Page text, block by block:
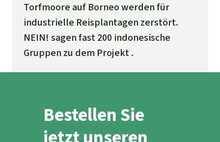
Torfmoore auf Borneo werden für
industrielle Reisplantagen zerstört.
NEIN! sagen fast 200 indonesische
Gruppen zu dem Projekt .
Bestellen Sie